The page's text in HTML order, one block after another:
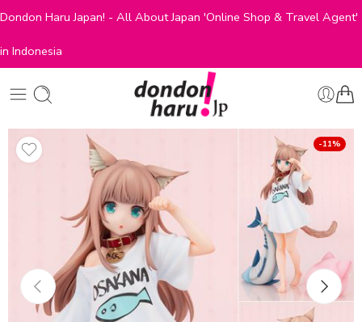
Dondon Haru Japan! - All About Japan 'Online Shop & Travel Agent'
in Indonesia
-11%